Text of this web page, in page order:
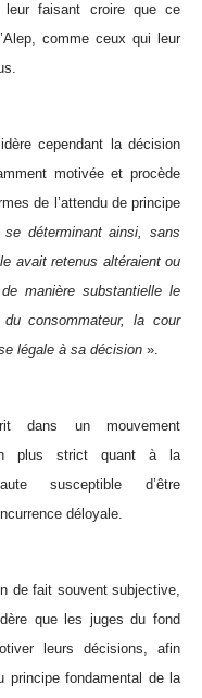
leur faisant croire que ce
comme ceux qui leur
cependant la décision
motivée et procède
de l’attendu de principe
se déterminant ainsi, sans
avait retenus altéraient ou
manière substantielle le
du consommateur, la cour
légale à sa décision ».
dans un mouvement
plus strict quant à la
susceptible d’être
déloyale.
de fait souvent subjective,
que les juges du fond
leurs décisions, afin
principe fondamental de la